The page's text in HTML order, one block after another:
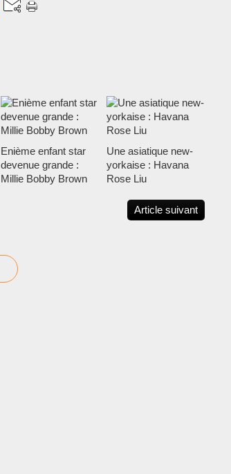
Enième enfant star
devenue grande :
Millie Bobby Brown
Une asiatique new-
yorkaise : Havana
Rose Liu
Article suivant